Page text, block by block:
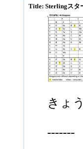
Title: Sterlingスタ
きょ
-------